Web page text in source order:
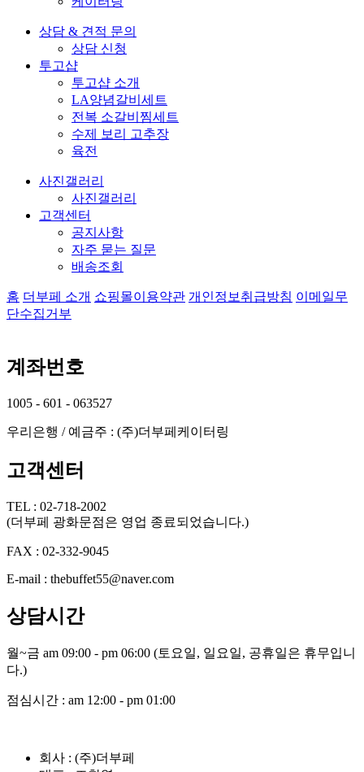
상담 & 견적 문의
상담 신청
투고샵
투고샵 소개
LA양념갈비세트
전복 소갈비찜세트
수제 보리 고추장
육전
사진갤러리
사진갤러리
고객센터
공지사항
자주 묻는 질문
배송조회
홈 더부페 소개 쇼핑몰이용약관 개인정보취급방침 이메일무
단수집거부
계좌번호
1005 - 601 - 063527
우리은행 / 예금주 : (주)더부페케이터링
고객센터
TEL : 02-718-2002
(더부페 광화문점은 영업 종료되었습니다.)
FAX : 02-332-9045
E-mail : thebuffet55@naver.com
상담시간
월~금 am 09:00 - pm 06:00 (토요일, 일요일, 공휴일은 휴무입니
다.)
점심시간 : am 12:00 - pm 01:00
회사 : (주)더부페